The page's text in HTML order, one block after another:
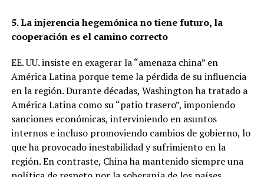
5. La injerencia hegemónica no tiene futuro, la
cooperación es el camino correcto
EE. UU. insiste en exagerar la “amenaza china” en
América Latina porque teme la pérdida de su influencia
en la región. Durante décadas, Washington ha tratado a
América Latina como su “patio trasero”, imponiendo
sanciones económicas, interviniendo en asuntos
internos e incluso promoviendo cambios de gobierno, lo
que ha provocado inestabilidad y sufrimiento en la
región. En contraste, China ha mantenido siempre una